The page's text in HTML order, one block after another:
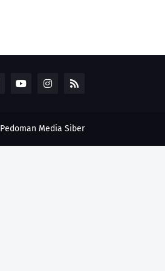
Pedoman Media Siber